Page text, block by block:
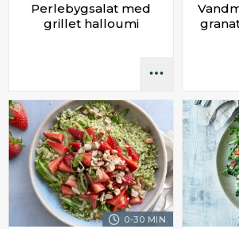
Perlebygsalat med
grillet halloumi
0-30 MIN.